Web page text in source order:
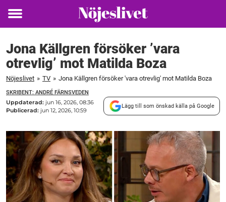
Toggle
Jona Källgren försöker ’vara
otrevlig’ mot Matilda Boza
Nöjeslivet » TV » Jona Källgren försöker 'vara otrevlig' mot Matilda Boza
SKRIBENT: ANDRÉ FÄRNSVEDEN
Uppdaterad: jun 16, 2026, 08:36
Publicerad: jun 12, 2026, 10:59
Lägg till som önskad källa på Google